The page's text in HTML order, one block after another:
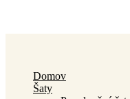
Domov
Šaty